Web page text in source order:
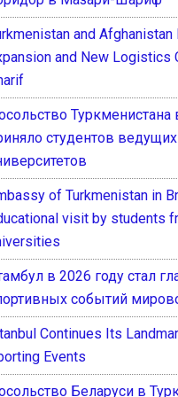
and
and New Logistics
студентов
of Turkmenistan in
visit by students
в 2026 году стал
событий
Continues Its
Events
Беларуси в